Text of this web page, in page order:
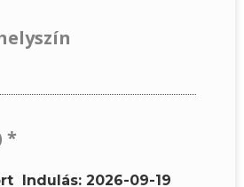
*
Indulás: 2026-09-19